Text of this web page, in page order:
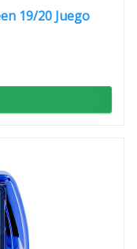
19/20 Juego